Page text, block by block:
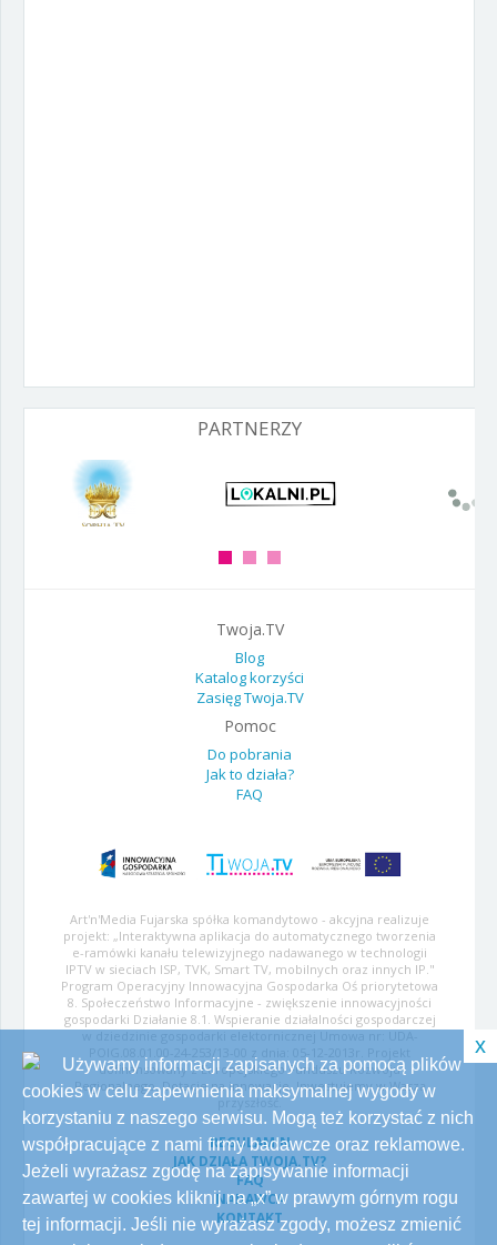
PARTNERZY
Twoja.TV
Blog
Katalog korzyści
Zasięg Twoja.TV
Pomoc
Do pobrania
Jak to działa?
FAQ
Art'n'Media Fujarska spółka komandytowo - akcyjna realizuje
projekt: „Interaktywna aplikacja do automatycznego tworzenia
e-ramówki kanału telewizyjnego nadawanego w technologii
IPTV w sieciach ISP, TVK, Smart TV, mobilnych oraz innych IP."
Program Operacyjny Innowacyjna Gospodarka Oś priorytetowa
8. Społeczeństwo Informacyjne - zwiększenie innowacyjności
gospodarki Działanie 8.1. Wspieranie działalności gospodarczej
w dziedzinie gospodarki elektornicznej Umowa nr: UDA-
dofinansowany z Europejskiego Funduszu Rozwoju
Regionalnego. Dotacje na innowacje. Inwestujemy w Waszą
przyszłość.
REGULAMIN
JAK DZIAŁA TWOJA.TV?
FAQ
NADAWCA
KONTAKT
Używamy informacji zapisanych za pomocą plików
cookies w celu zapewnienia maksymalnej wygody w
korzystaniu z naszego serwisu. Mogą też korzystać z nich
współpracujące z nami firmy badawcze oraz reklamowe.
Jeżeli wyrażasz zgodę na zapisywanie informacji
zawartej w cookies kliknij na „x” w prawym górnym rogu
tej informacji. Jeśli nie wyrażasz zgody, możesz zmienić
x